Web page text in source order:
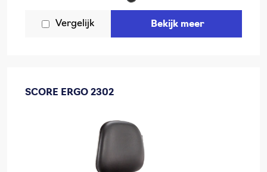
Vergelijk Bekijk meer
SCORE ERGO 2302